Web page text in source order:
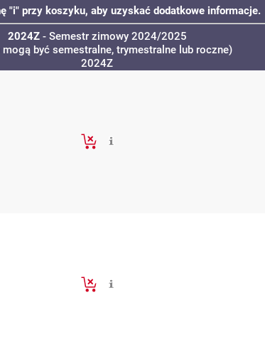
"i" przy koszyku, aby uzyskać dodatkowe informacje.
2024Z- Semestr zimowy 2024/2025
mogą być semestralne, trymestralne lub roczne)
2024Z